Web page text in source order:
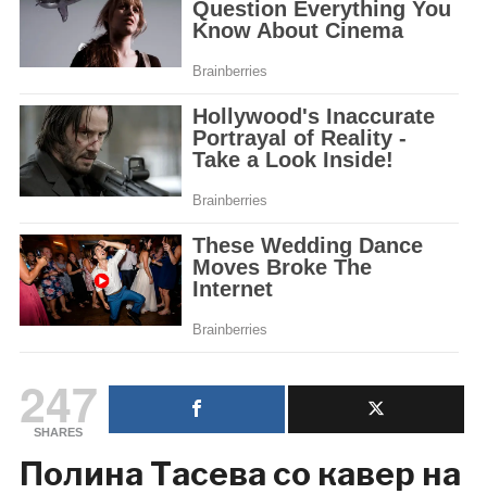
247
SHARES
Полина Тасева со кавер на